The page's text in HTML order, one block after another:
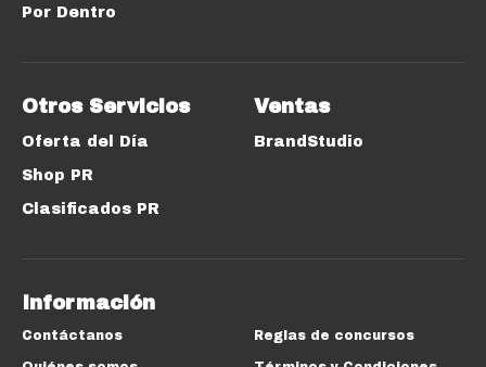
Por Dentro
Otros Servicios
Oferta del Día
Shop PR
Clasificados PR
Ventas
BrandStudio
Información
Contáctanos Reglas de concursos